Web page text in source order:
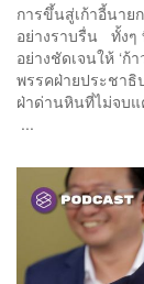
การขึ้นสู่เก้าอี้นาย
อย่างราบรื่น ทั้งๆ
อย่างชัดเจนให้ ‘ก้
พรรคฝ่ายประชาธิ
ฝ่าด่านหินที่ไม่จบแ
...